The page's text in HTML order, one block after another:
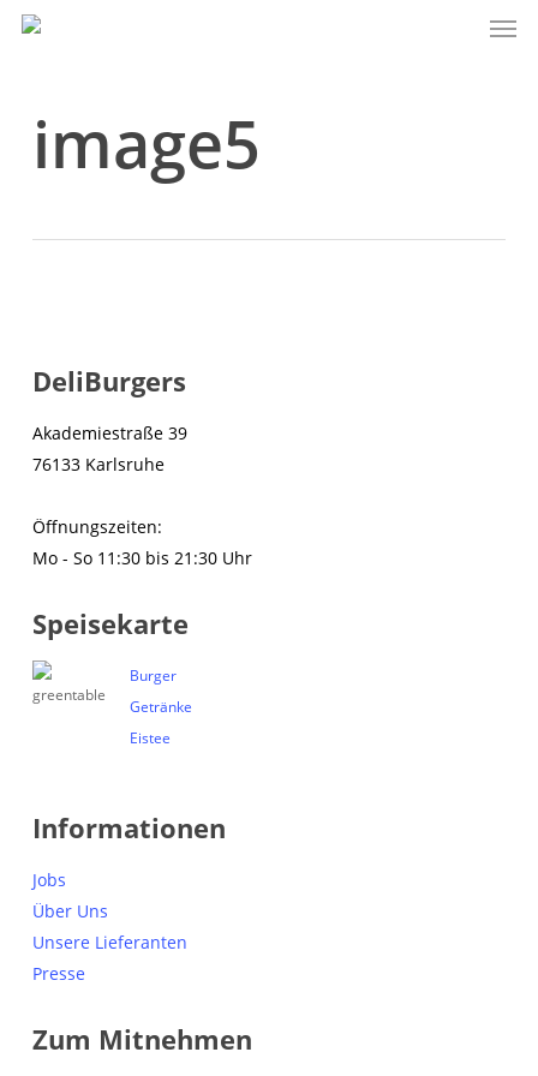
Skip
image5
DeliBurgers
Akademiestraße 39
76133 Karlsruhe
Öffnungszeiten:
Mo - So 11:30 bis 21:30 Uhr
Speisekarte
Burger
Getränke
Eistee
Informationen
Jobs
Über Uns
Unsere Lieferanten
Presse
Zum Mitnehmen